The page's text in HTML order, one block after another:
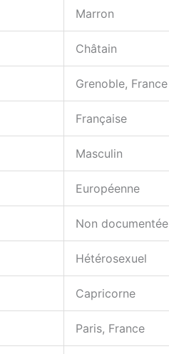
Marron
Châtain
Grenoble, France
Française
Masculin
Européenne
Non documentée
Hétérosexuel
Capricorne
Paris, France